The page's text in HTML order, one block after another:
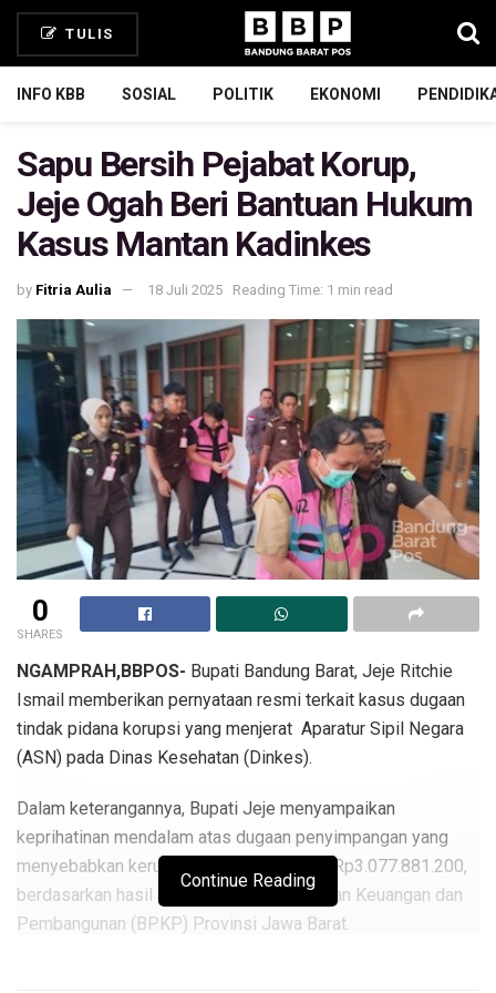
TULIS
INFO KBB SOSIAL POLITIK EKONOMI
Sapu Bersih Pejabat Korup,
Jeje Ogah Beri Bantuan Hukum
Kasus Mantan Kadinkes
by Fitria Aulia 18 Juli 2025 Reading Time: 1 min read
0
SHARES
NGAMPRAH,BBPOS- Bupati Bandung Barat, Jeje Ritchie
Ismail memberikan pernyataan resmi terkait kasus dugaan
tindak pidana korupsi yang menjerat Aparatur Sipil Negara
(ASN) pada Dinas Kesehatan (Dinkes).
Dalam keterangannya, Bupati Jeje menyampaikan
keprihatinan mendalam atas dugaan penyimpangan yang
menyebabkan kerugian negara mencapai Rp3.077.881.200,
berdasarkan hasil audit Badan Pengawasan Keuangan dan
Pembangunan (BPKP) Provinsi Jawa Barat.
Continue Reading